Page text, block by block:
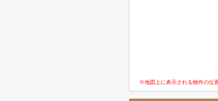
※地図上に表示される物件の位